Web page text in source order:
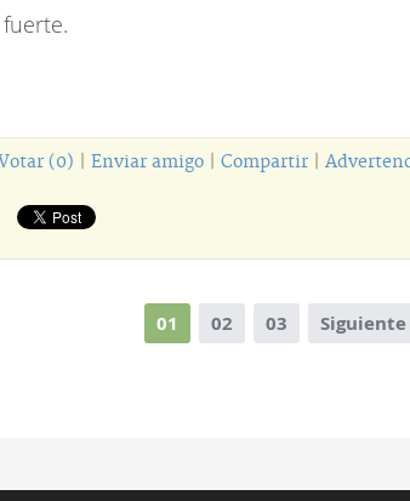
(0) Enviar amigo Compartir
01 02 03 Siguiente